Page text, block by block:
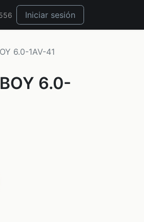
Iniciar sesión
6.0-1AV-41
6.0-